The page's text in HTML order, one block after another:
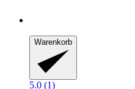
Warenkorb
5.0 (1)